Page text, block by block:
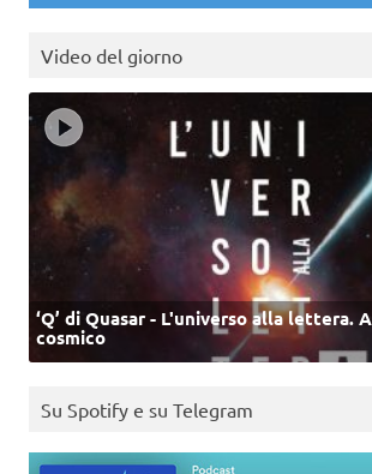
Video del giorno
‘Q’ di Quasar - L'universo alla lettera.
cosmico
Su Spotify e su Telegram